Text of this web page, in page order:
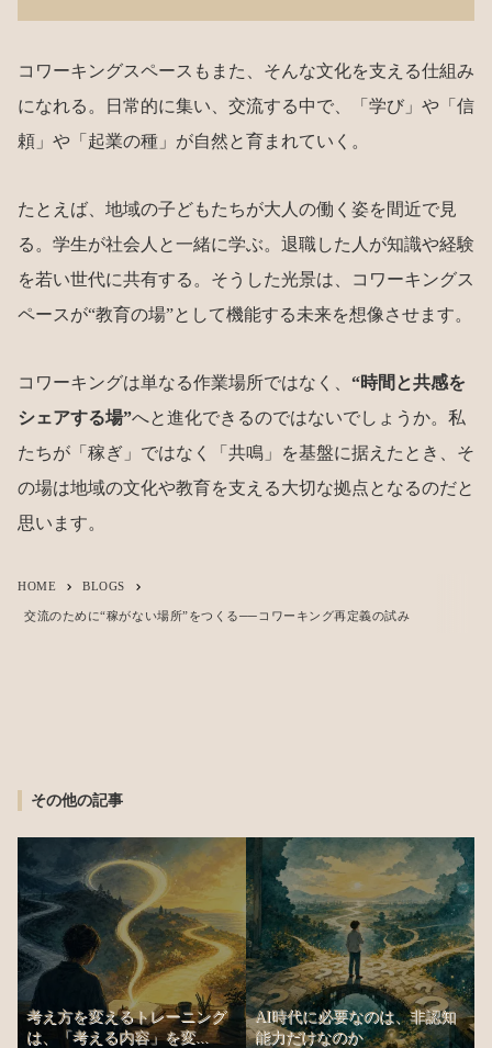
コワーキングスペースもまた、そんな文化を支える仕組み
になれる。日常的に集い、交流する中で、「学び」や「信
頼」や「起業の種」が自然と育まれていく。
たとえば、地域の子どもたちが大人の働く姿を間近で見
る。学生が社会人と一緒に学ぶ。退職した人が知識や経験
を若い世代に共有する。そうした光景は、コワーキングス
ペースが“教育の場”として機能する未来を想像させます。
コワーキングは単なる作業場所ではなく、 “時間と共感を
シェアする場”へと進化できるのではないでしょうか。私
たちが「稼ぎ」ではなく「共鳴」を基盤に据えたとき、そ
の場は地域の文化や教育を支える大切な拠点となるのだと
思います。
HOME keyboard_arrow_right BLOGS keyboard_arrow_right
交流のために“稼がない場所”をつくる──コワーキング再定義の試み
その他の記事
考え方を変えるトレーニング
は、「考える内容」を変...
AI時代に必要なのは、非認知
能力だけなのか